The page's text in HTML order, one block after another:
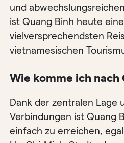
und
ist Quang Binh heute
vielversprechendsten
vietnamesischen
Wie komme ich nach
Dank der zentralen Lage
Verbindungen ist Quang
einfach zu erreichen,